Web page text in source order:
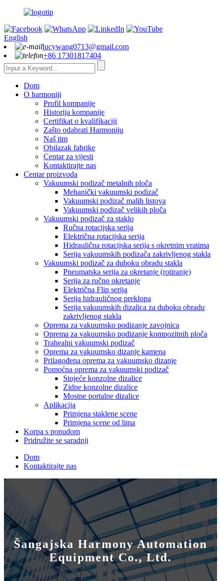
English
lucywang0713@gmail.com
+86 17301817404
Dom
O harmoniji
Profil kompanije
Historija kompanije
Certifikat o kvalifikaciji
Zašto odabrati Harmoniju
Naš tim
Obilazak fabrike
Centar za vijesti
Kontaktirajte nas
Centar proizvoda
Vakuumski podizač metalnih ploča
Mehanički vakuumski podizač
Vakuumski podizač malih listova
Vakuumski podizač velikih ploča
Vakuumski podizač za staklo
Ručna rotacijska serija
Električna rotacijska serija
Hidraulična rotacijska serija s okretnim vratima
Serija vakuumskih podizača zakrivljenog stakla
Vakuumski podizač za duboku obradu stakla
Pneumatska serija za okretanje (rotiranje)
Serija za ručno okretanje
Električna Flip serija
Serija hidrauličnog preklopa
Serija vakuumskih dizalica za duboku obradu
zakrivljenog stakla
Oprema za vakuumsko podizanje zavojnica
Oprema za vakuumsko podizanje kompozitnih ploča
Trahealni vakuumski podizač
Oprema za vakuumsko dizanje kamena
Prilagođena oprema za vakuumsko dizanje
Pomoćna oprema za vakuumski podizač
Stojeće konzolne dizalice
Zidne konzolne dizalice
Mostne portalne dizalice
Aplikacija
Primjena staklene scene
Primjena scene od lima
Korpa s ponudom
Pridružite se saradnji
Dom
Kontaktirajte nas
Šangajska Harmony Automation
Equipment Co., Ltd.